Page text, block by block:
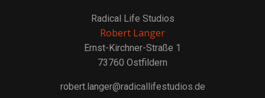
Radical Life Studios
Robert Langer
Ernst-Kirchner-Straße 1
73760 Ostfildern
robert.langer@radicallifestudios.de